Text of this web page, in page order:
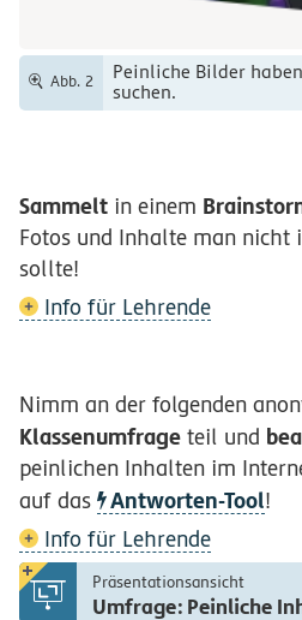
Abb. 2
Peinliche Bilder
suchen.
Sammelt in einem
Fotos und Inhalte man nicht
sollte!
Info für Lehrende
Nimm an der folgenden
Klassenumfrage teil und
peinlichen Inhalten im
auf das
Antworten-Tool!
Info für Lehrende
Präsentationsansicht
Umfrage: Peinliche